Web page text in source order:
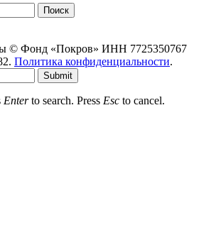
Поиск
© Фонд «Покров» ИНН 7725350767
Политика конфиденциальности.
Submit
Enterto search. Press Esc to cancel.